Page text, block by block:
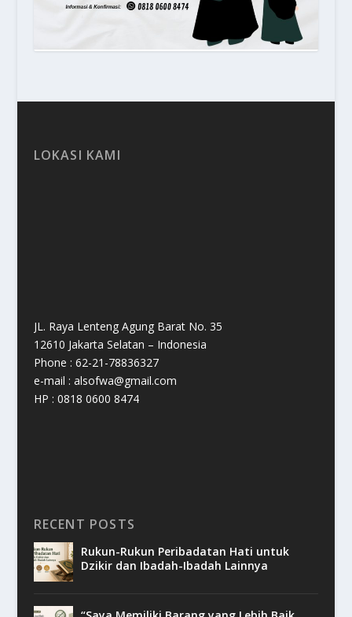
LOKASI KAMI
JL. Raya Lenteng Agung Barat No. 35
12610 Jakarta Selatan – Indonesia
Phone : 62-21-78836327
e-mail : alsofwa@gmail.com
HP : 0818 0600 8474
RECENT POSTS
Rukun-Rukun Peribadatan Hati untuk
Dzikir dan Ibadah-Ibadah Lainnya